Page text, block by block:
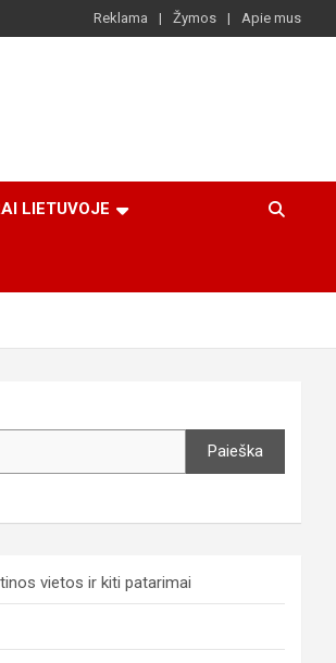
Reklama Žymos Apie mus
LIETUVOJE
Paieška
vietos ir kiti patarimai